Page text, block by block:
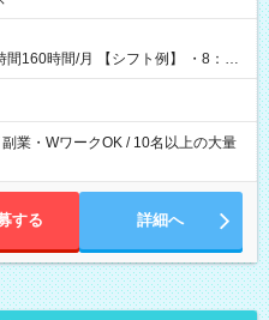
シフト例】 ・8：00
業・WワークOK / 10名以上の大量
する 詳細へ